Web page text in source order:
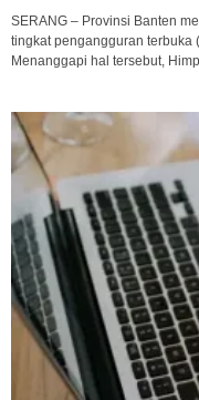
SERANG – Provinsi Banten
tingkat pengangguran terbuka
Menanggapi hal tersebut,